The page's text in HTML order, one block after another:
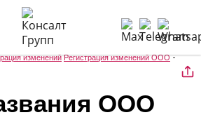
изменений Регистрация изменений ООО
ООО